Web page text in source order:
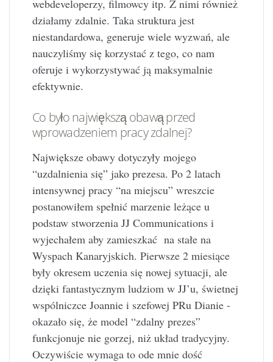
webdeveloperzy, filmowcy itp. Z nimi również
działamy zdalnie. Taka struktura jest
niestandardowa, generuje wiele wyzwań, ale
nauczyliśmy się korzystać z tego, co nam
oferuje i wykorzystywać ją maksymalnie
efektywnie.
Co było największą obawą przed
wprowadzeniem pracy zdalnej?
Największe obawy dotyczyły mojego
“uzdalnienia się” jako prezesa. Po 2 latach
intensywnej pracy “na miejscu” wreszcie
postanowiłem spełnić marzenie leżące u
podstaw stworzenia JJ Communications i
wyjechałem aby zamieszkać na stałe na
Wyspach Kanaryjskich. Pierwsze 2 miesiące
były okresem uczenia się nowej sytuacji, ale
dzięki fantastycznym ludziom w JJ’u, świetnej
wspólniczce Joannie i szefowej PRu Dianie -
okazało się, że model “zdalny prezes”
funkcjonuje nie gorzej, niż układ tradycyjny.
Oczywiście wymaga to ode mnie dość